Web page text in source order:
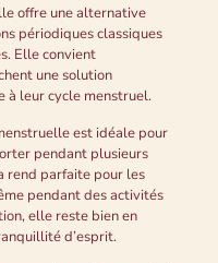
offre une alternative
périodiques classiques
Elle convient
une solution
à leur cycle menstruel.
est idéale pour
pendant plusieurs
rend parfaite pour les
pendant des activités
elle reste bien en
d’esprit.